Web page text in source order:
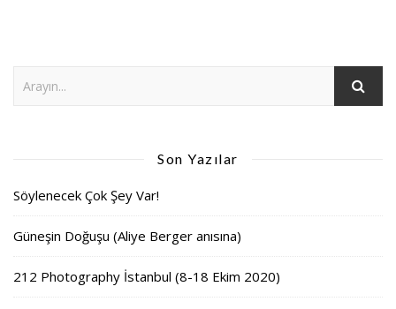
Son Yazılar
Söylenecek Çok Şey Var!
Güneşin Doğuşu (Aliye Berger anısına)
212 Photography İstanbul (8-18 Ekim 2020)